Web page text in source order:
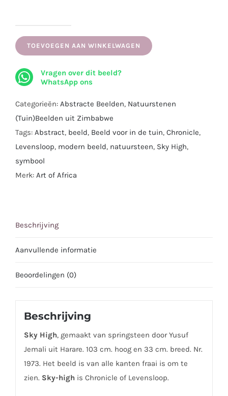
High
Abstract
-
103
cm.
aantal
TOEVOEGEN AAN WINKELWAGEN
Vragen over dit beeld?
WhatsApp ons
Categorieën: Abstracte Beelden, Natuurstenen
(Tuin)Beelden uit Zimbabwe
Tags: Abstract, beeld, Beeld voor in de tuin, Chronicle,
Levensloop, modern beeld, natuursteen, Sky High,
symbool
Merk: Art of Africa
Beschrijving
Aanvullende informatie
Beoordelingen (0)
Beschrijving
Sky High, gemaakt van springsteen door Yusuf
Jemali uit Harare. 103 cm. hoog en 33 cm. breed. Nr.
1973. Het beeld is van alle kanten fraai is om te
zien. Sky-highis Chronicle of Levensloop.